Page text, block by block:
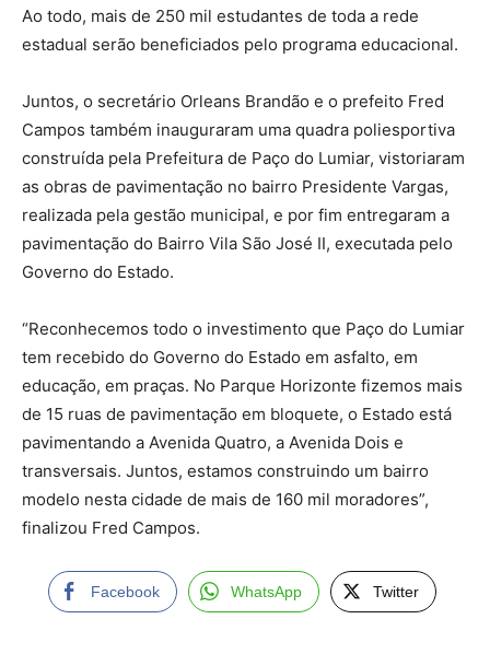
Ao todo, mais de 250 mil estudantes de toda a rede
estadual serão beneficiados pelo programa educacional.
Juntos, o secretário Orleans Brandão e o prefeito Fred
Campos também inauguraram uma quadra poliesportiva
construída pela Prefeitura de Paço do Lumiar, vistoriaram
as obras de pavimentação no bairro Presidente Vargas,
realizada pela gestão municipal, e por fim entregaram a
pavimentação do Bairro Vila São José II, executada pelo
Governo do Estado.
“Reconhecemos todo o investimento que Paço do Lumiar
tem recebido do Governo do Estado em asfalto, em
educação, em praças. No Parque Horizonte fizemos mais
de 15 ruas de pavimentação em bloquete, o Estado está
pavimentando a Avenida Quatro, a Avenida Dois e
transversais. Juntos, estamos construindo um bairro
modelo nesta cidade de mais de 160 mil moradores”,
finalizou Fred Campos.
Facebook WhatsApp Twitter